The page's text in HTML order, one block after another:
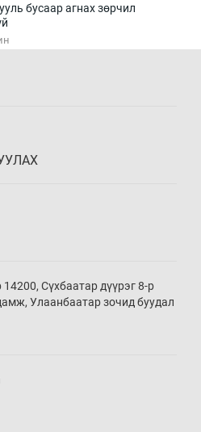
бусаар агнах зөрчил
тогтоох нь
Сүхбаатар дүүрэг 8-р
Улаанбаатар зочид буудал